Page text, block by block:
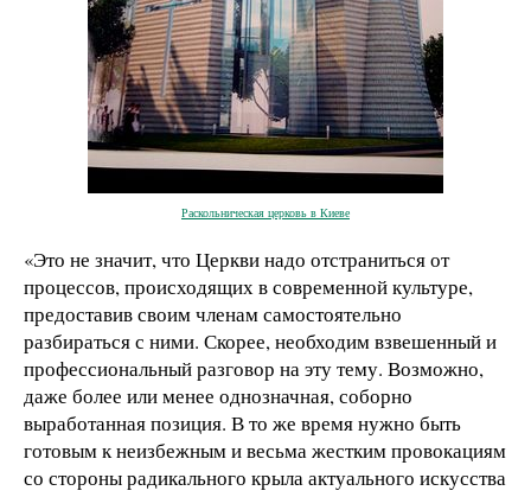
Раскольническая церковь в Киеве
«Это не значит, что Церкви надо отстраниться от
процессов, происходящих в современной культуре,
предоставив своим членам самостоятельно
разбираться с ними. Скорее, необходим взвешенный и
профессиональный разговор на эту тему. Возможно,
даже более или менее однозначная, соборно
выработанная позиция. В то же время нужно быть
готовым к неизбежным и весьма жестким провокациям
со стороны радикального крыла актуального искусства